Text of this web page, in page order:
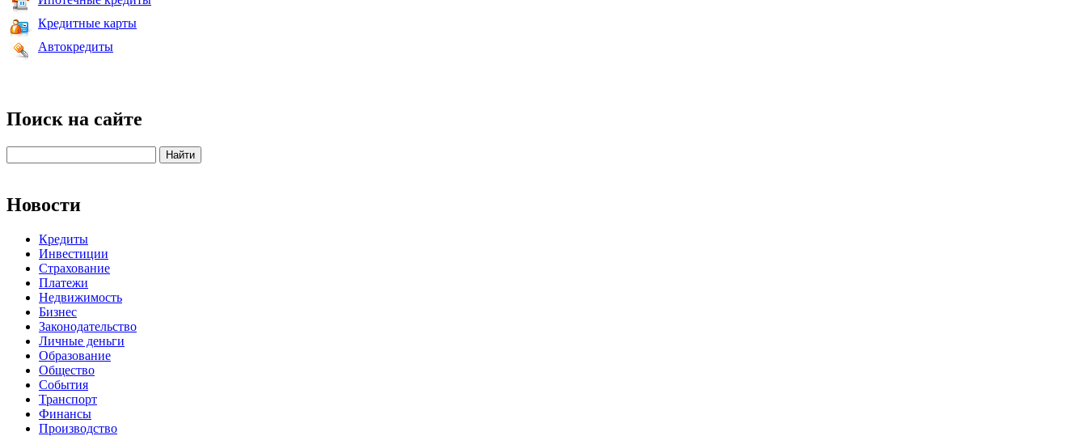
Кредитные карты
Автокредиты
Поиск на сайте
Новости
Кредиты
Инвестиции
Страхование
Платежи
Недвижимость
Бизнес
Законодательство
Личные деньги
Образование
Общество
События
Транспорт
Финансы
Производство